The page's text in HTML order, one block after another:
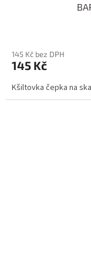
145 Kč bez DPH
145 Kč
Kšiltovka čepka na